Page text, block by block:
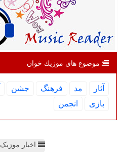
موضوع های موزیك خوان
آثار مد فرهنگ جشن
بازی
انجمن
اخبار